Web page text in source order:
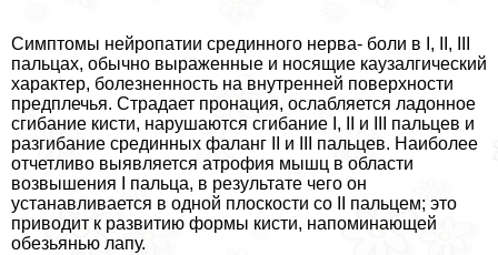
Симптомы нейропатии срединного нерва- боли в I, II, III
пальцах, обычно выраженные и носящие каузалгический
хаpaктер, болезненность на внутренней поверхности
предплечья. Страдает пронация, ослабляется ладонное
сгибание кисти, нарушаются сгибание I, II и III пальцев и
разгибание срединных фаланг II и III пальцев. Наиболее
отчетливо выявляется атрофия мышц в области
возвышения I пальца, в результате чего он
устанавливается в одной плоскости со II пальцем; это
приводит к развитию формы кисти, напоминающей
обезьянью лапу.